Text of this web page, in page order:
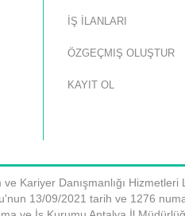
İŞ İLANLARI
ÖZGEÇMIŞ OLUŞTUR
KAYIT OL
ve Kariyer Danışmanlığı
13/09/2021 tarih ve 1276